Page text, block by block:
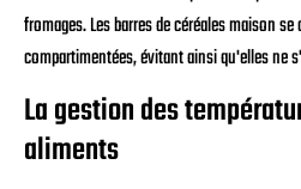
fromages. Les barres de céréales maison
compartimentées, évitant ainsi qu'elles ne
La gestion des
aliments